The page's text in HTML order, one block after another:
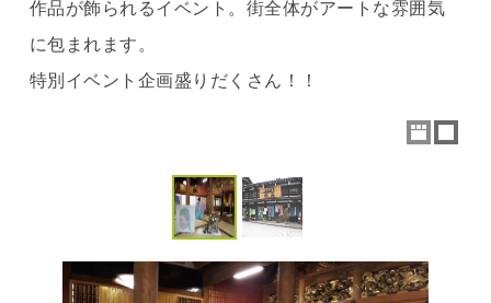
作品が飾られるイベント。街全体がアートな雰囲気
に包まれます。
特別イベント企画盛りだくさん！！